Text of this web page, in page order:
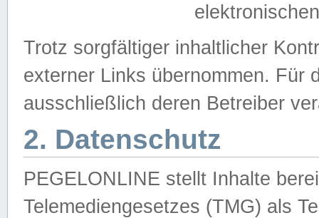
Trotz sorgfältiger inhaltlicher
externer Links übernommen. Für
ausschließlich deren Betreiber
2. Datenschutz
PEGELONLINE stellt Inhalte
Telemediengesetzes (TMG) als